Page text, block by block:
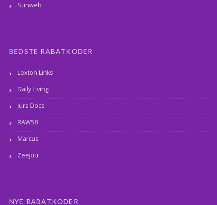
Sunweb
BEDSTE RABATKODER
Lexton Links
Daily Living
Jura Docs
RAW58
Marcus
Zeejuu
NYE RABATKODER